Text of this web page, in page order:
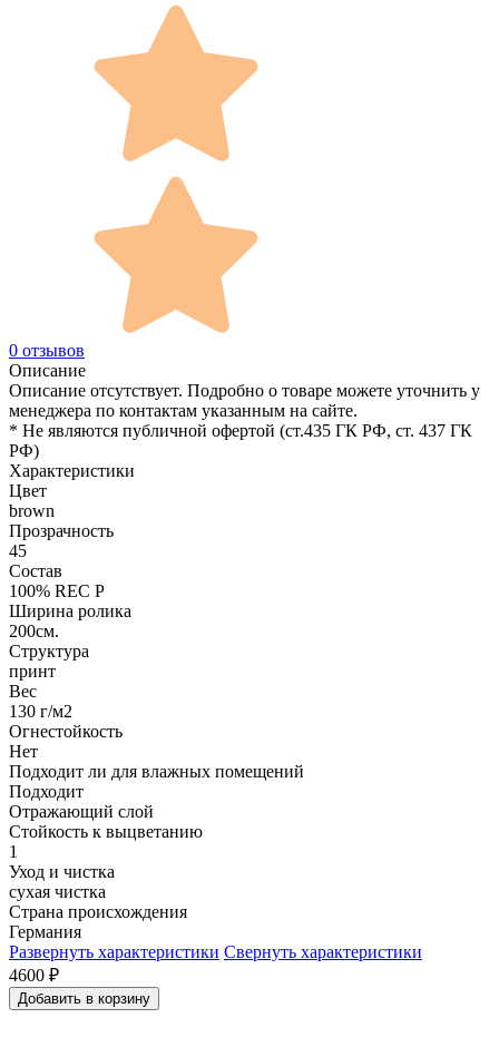
0 отзывов
Описание
Описание отсутствует. Подробно о товаре можете уточнить у
менеджера по контактам указанным на сайте.
* Не являются публичной офертой (ст.435 ГК РФ, cт. 437 ГК
РФ)
Характеристики
Цвет
brown
Прозрачность
45
Состав
100% REC P
Ширина ролика
200см.
Структура
принт
Вес
130 г/м2
Огнестойкость
Нет
Подходит ли для влажных помещений
Подходит
Отражающий слой
Стойкость к выцветанию
1
Уход и чистка
сухая чистка
Страна происхождения
Германия
Развернуть характеристики Свернуть характеристики
4600 ₽
Добавить в корзину